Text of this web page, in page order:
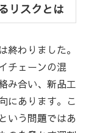
リスクとは
終わりました。
チェーンの混
み合い、新品工
にあります。こ
いう問題ではあ